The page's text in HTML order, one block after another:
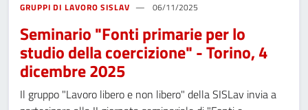
GRUPPI DI LAVORO SISLAV 06/11/2025
Seminario "Fonti primarie per lo
studio della coercizione" - Torino, 4
dicembre 2025
Il gruppo "Lavoro libero e non libero" della SISLav invia a